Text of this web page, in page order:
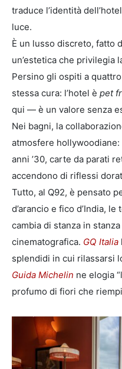
traduce l’identità
luce.
È un lusso discreto, fatto
un’estetica che privilegia
Persino gli ospiti a
stessa cura: l’hotel è pet
qui — è un valore senza
Nei bagni, la
atmosfere
anni ’30, carte da parati
accendono di riflessi
Tutto, al Q92, è pensato
d’arancio e fico d’India,
cambia di stanza in
cinematografica. GQ Italia
splendidi in cui rilassarsi
Guida Michelin ne elogia
profumo di fiori che